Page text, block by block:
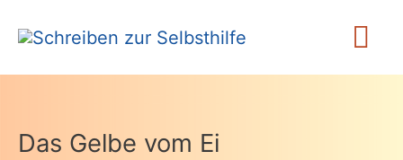
Inhalt
springen
Das Gelbe vom Ei